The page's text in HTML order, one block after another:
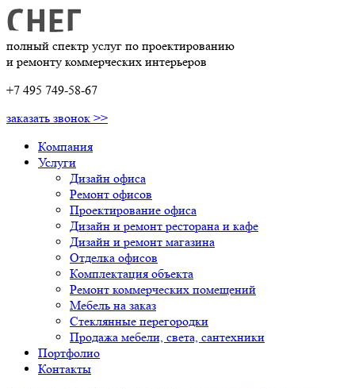
полный спектр услуг по проектированию
и ремонту коммерческих интерьеров
+7 495 749-58-67
заказать звонок >>
Компания
Услуги
Дизайн офиса
Ремонт офисов
Проектирование офиса
Дизайн и ремонт ресторана и кафе
Дизайн и ремонт магазина
Отделка офисов
Комплектация объекта
Ремонт коммерческих помещений
Мебель на заказ
Стеклянные перегородки
Продажа мебели, света, сантехники
Портфолио
Контакты